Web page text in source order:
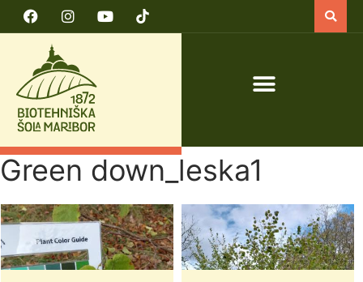
Green down_leska1